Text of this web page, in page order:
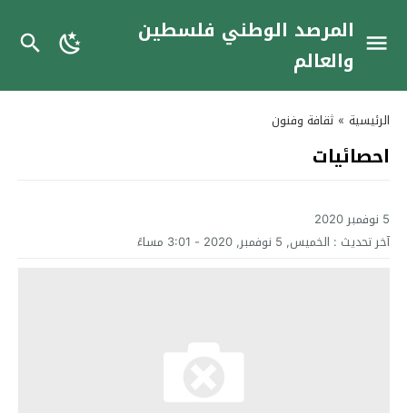
المرصد الوطني فلسطين
والعالم
الرئيسية » ثقافة وفنون
احصائيات
5 نوفمبر 2020
آخر تحديث : الخميس, 5 نوفمبر, 2020 - 3:01 مساءً